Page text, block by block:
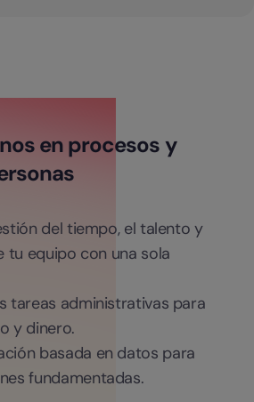
en procesos y
del tiempo, el talento y
tu equipo con una sola
tareas administrativas para
y dinero.
basada en datos para
fundamentadas.